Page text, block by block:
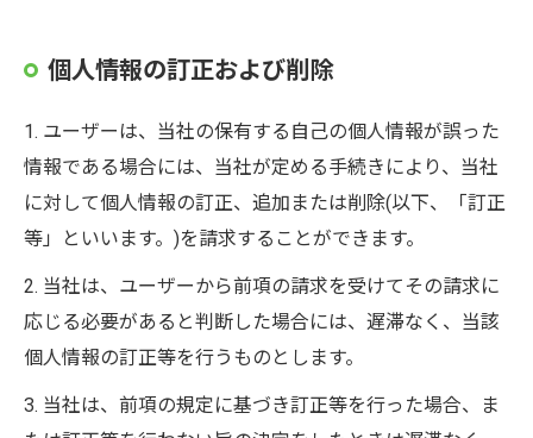
個人情報の訂正および削除
1. ユーザーは、当社の保有する自己の個人情報が誤った
情報である場合には、当社が定める手続きにより、当社
に対して個人情報の訂正、追加または削除(以下、「訂正
等」といいます。)を請求することができます。
2. 当社は、ユーザーから前項の請求を受けてその請求に
応じる必要があると判断した場合には、遅滞なく、当該
個人情報の訂正等を行うものとします。
3. 当社は、前項の規定に基づき訂正等を行った場合、ま